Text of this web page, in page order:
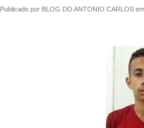
Publicado por BLOG DO ANTONIO CARLOS